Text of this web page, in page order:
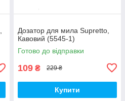
Дозатор для мила Supretto,
Кавовий (5545-1)
Готово до відправки
109 ₴ 229 ₴
Купити